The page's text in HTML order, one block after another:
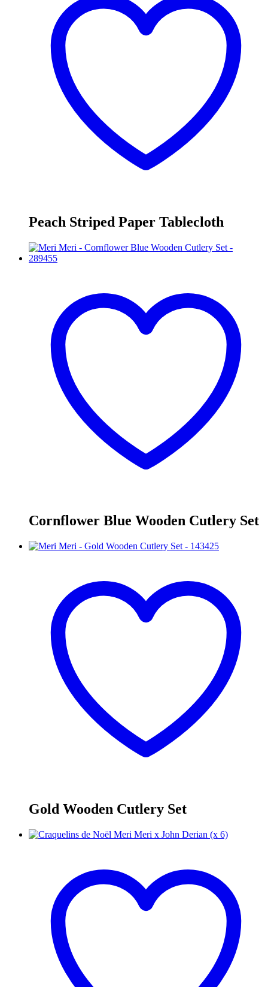
Peach Striped Paper Tablecloth
Cornflower Blue Wooden Cutlery Set
Gold Wooden Cutlery Set